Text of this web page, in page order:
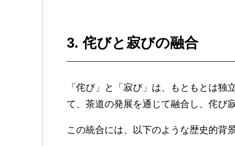
3.侘びと寂びの融合
「侘び」と「寂び」は、もともとは
て、茶道の発展を通じて融合し、侘び
この統合には、以下のような歴史的背